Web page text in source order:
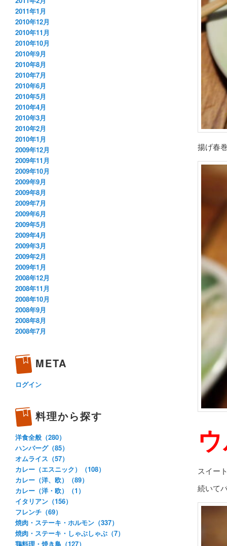
揚げ春
スイー
続いて
2011年1月
2010年12月
2010年11月
2010年10月
2010年9月
2010年8月
2010年7月
2010年6月
2010年5月
2010年4月
2010年3月
2010年2月
2010年1月
2009年12月
2009年11月
2009年10月
2009年9月
2009年8月
2009年7月
2009年6月
2009年5月
2009年4月
2009年3月
2009年2月
2009年1月
2008年12月
2008年11月
2008年10月
2008年9月
2008年8月
2008年7月
META
ログイン
料理から探す
洋食全般（280）
ハンバーグ（85）
オムライス（57）
カレー（エスニック）（108）
カレー（洋、欧）（89）
カレー（洋・欧）（1）
イタリアン（156）
フレンチ（69）
焼肉・ステーキ・ホルモン（337）
焼肉・ステーキ・しゃぶしゃぶ（7）
鶏料理・焼き鳥（127）